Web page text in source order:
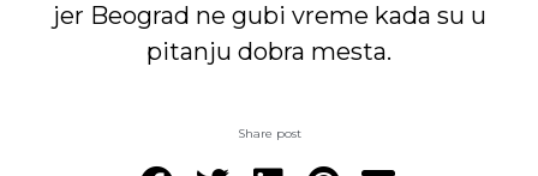
jer Beograd ne gubi vreme kada su u
pitanju dobra mesta.
Share post